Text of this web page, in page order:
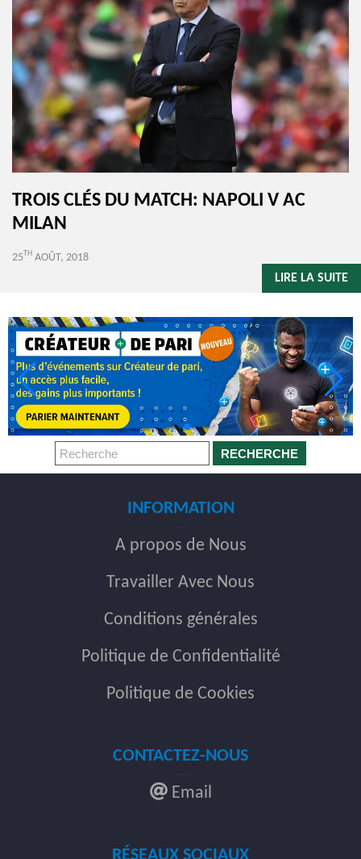
TROIS CLÉS DU MATCH: NAPOLI V AC
MILAN
25TH AOÛT, 2018
LIRE LA SUITE
RECHERCHE
INFORMATION
A propos de Nous
Travailler Avec Nous
Conditions générales
Politique de Confidentialité
Politique de Cookies
CONTACTEZ-NOUS
Email